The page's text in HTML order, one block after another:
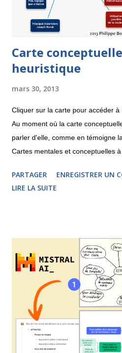
en rés...
Carte
heuristique
mars 30, 2013
Cliquer sur la carte pour accéder
Au moment où la carte
parler d'elle, comme en témoigne
Cartes mentales et conceptuelles
les points communs entre la carte
conceptuelle. La carte
s'appuie sur les travaux de
britannique Tony Buzan . Ces
pouvons le voir ci-dessus,
communs mais il ne faut pas les
j'utilise la carte conceptuelle
connaissances, remettre les
PARTAGER
ENREGISTRER UN
LIRE LA SUITE